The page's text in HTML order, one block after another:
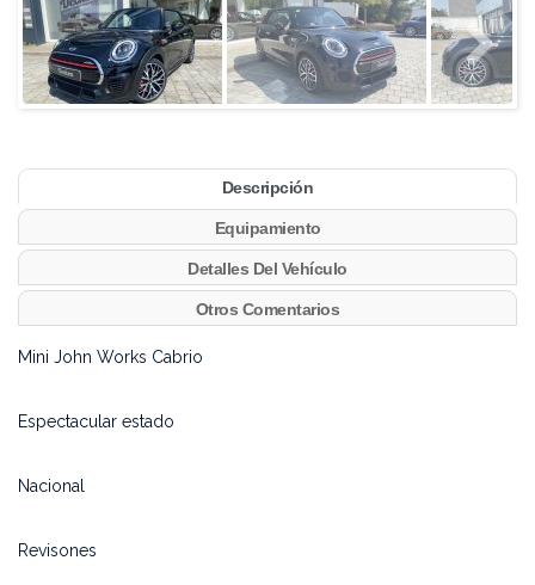
Descripción
Equipamiento
Detalles Del Vehículo
Otros Comentarios
Mini John Works Cabrio
Espectacular estado
Nacional
Revisones